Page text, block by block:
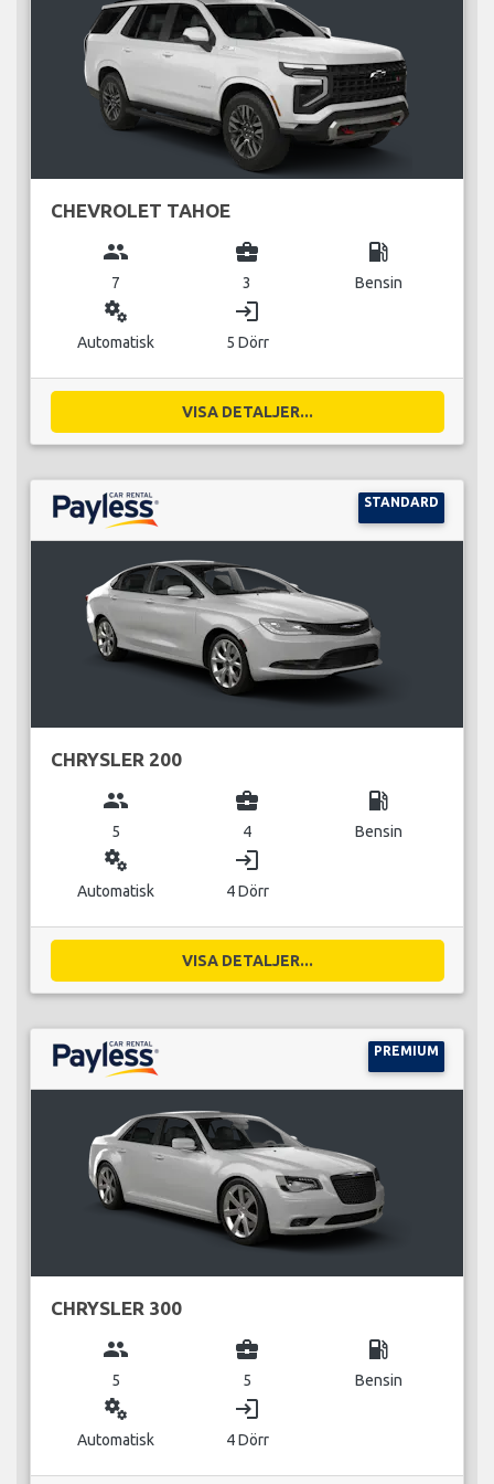
CHEVROLET TAHOE
group
7
business_center
3
local_gas_station
Bensin
miscellaneous_services
Automatisk
login
5 Dörr
VISA DETALJER...
STANDARD
CHRYSLER 200
group
5
business_center
4
local_gas_station
Bensin
miscellaneous_services
Automatisk
login
4 Dörr
VISA DETALJER...
PREMIUM
CHRYSLER 300
group
5
business_center
5
local_gas_station
Bensin
miscellaneous_services
Automatisk
login
4 Dörr